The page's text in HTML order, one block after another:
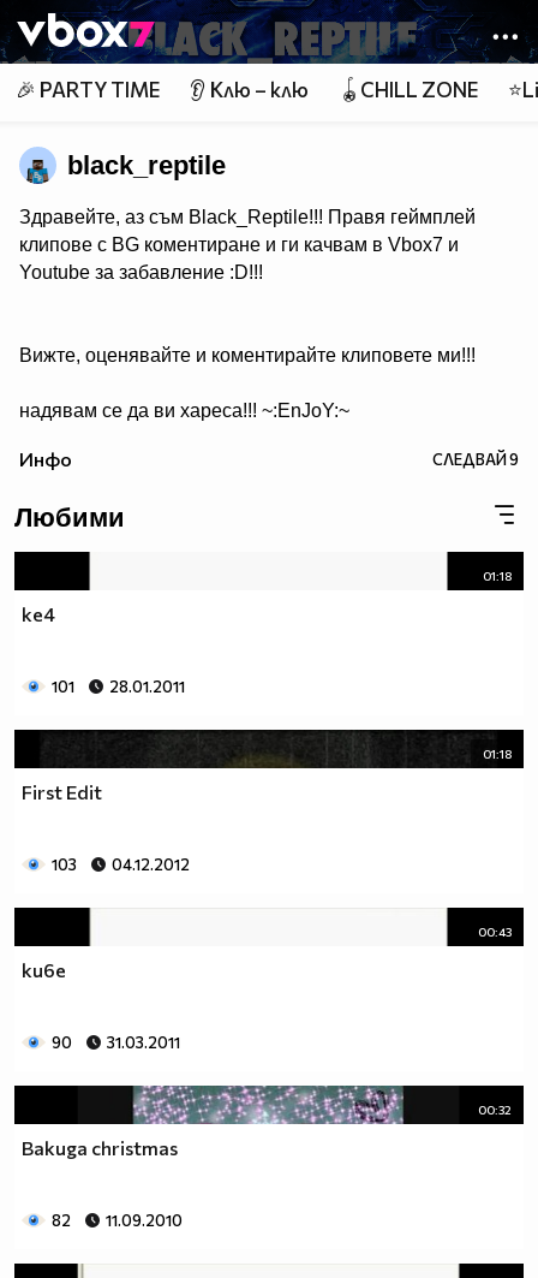
👾
🎉 PARTY TIME 👂 Клю – клю 🪀CHILL ZONE
black_reptile
Здравейте, аз съм Black_Reptile!!! Правя геймплей
клипове с BG коментиране и ги качвам в Vbox7 и
Youtube за забавление :D!!!
Вижте, оценявайте и коментирайте клиповете ми!!!
надявам се да ви хареса!!! ~:EnJoY:~
Инфо СЛЕДВАЙ9
Любими
01:18
ke4
101 28.01.2011
01:18
First Edit
103 04.12.2012
00:43
ku6e
90 31.03.2011
00:32
Bakuga christmas
82 11.09.2010